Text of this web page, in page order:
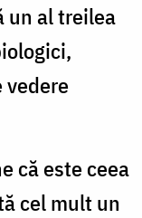
un al treilea
că este ceea
cel mult un